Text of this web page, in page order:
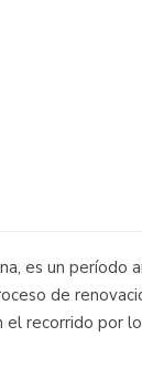
es un
de
recorrido por